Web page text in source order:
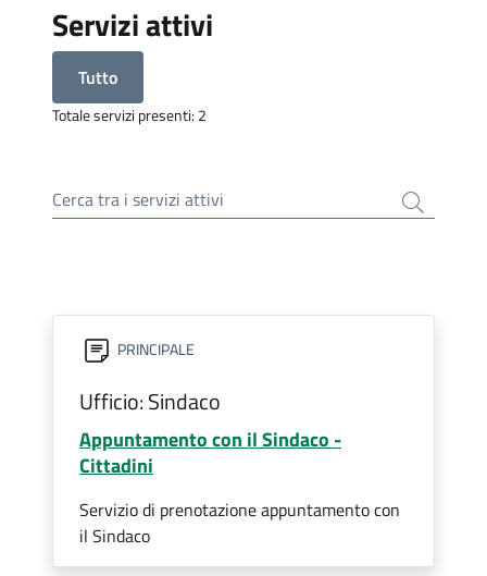
Servizi attivi
Tutto
Totale servizi presenti: 2
Cerca tra i servizi attivi
PRINCIPALE
Ufficio: Sindaco
Appuntamento con il Sindaco -
Cittadini
Servizio di prenotazione appuntamento con
il Sindaco